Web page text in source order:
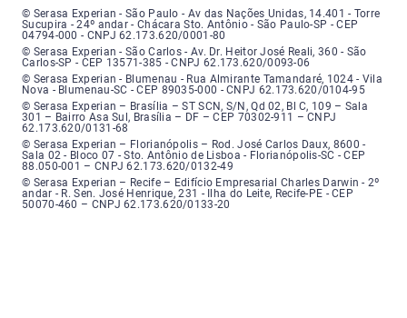
Serasa Experian - São Paulo - Endereço: Avenida das Nações Unidas,
© Serasa Experian - São Paulo - Av das Nações Unidas, 14.401 - Torre
Sucupira - 24º andar - Chácara Sto. Antônio - São Paulo-SP - CEP
04794-000 - CNPJ 62.173.620/0001-80
Serasa Experian - São Carlos - Endereço: Avenida Doutor Heitor José
© Serasa Experian - São Carlos - Av. Dr. Heitor José Reali, 360 - São
Carlos-SP - CEP 13571-385 - CNPJ 62.173.620/0093-06
Serasa Experian - Blumenau - Endereço: Rua Almirante Tamandaré,
© Serasa Experian - Blumenau - Rua Almirante Tamandaré, 1024 - Vila
Nova - Blumenau-SC - CEP 89035-000 - CNPJ 62.173.620/0104-95
Serasa Experian - Brasília, Endereço: Setor Comercial Norte, sem
© Serasa Experian – Brasília – ST SCN, S/N, Qd 02, Bl C, 109 – Sala
301 – Bairro Asa Sul, Brasília – DF – CEP 70302-911 – CNPJ
62.173.620/0131-68
Serasa Experian - Florianópolis, Endereço: Rodovia José Carlos, número
© Serasa Experian – Florianópolis – Rod. José Carlos Daux, 8600 -
Sala 02 - Bloco 07 - Sto. Antônio de Lisboa - Florianópolis-SC - CEP
88.050-001 – CNPJ 62.173.620/0132-49
Serasa Experian - Recife, Endereço: Edifício Empresarial Charles Darwin,
© Serasa Experian – Recife – Edifício Empresarial Charles Darwin - 2º
andar - R. Sen. José Henrique, 231 - Ilha do Leite, Recife-PE - CEP
50070-460 – CNPJ 62.173.620/0133-20